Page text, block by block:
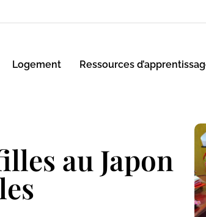
Logement Ressources
au Japon